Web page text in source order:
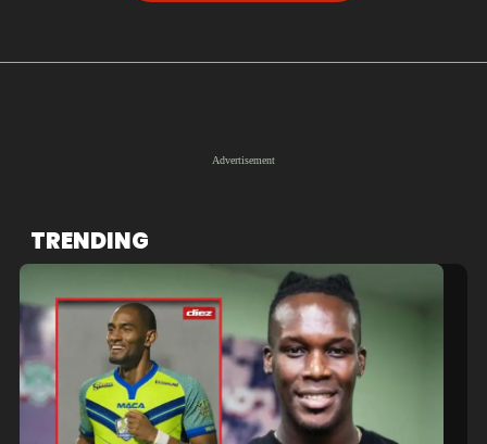
TRENDING